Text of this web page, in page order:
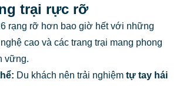
trại rực rỡ
rạng rỡ hơn bao giờ hết với những
cao và các trang trại mang phong
vững.
Du khách nên trải nghiệm tự tay hái